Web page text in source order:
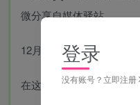
12月9日，农历十一月十
在这里，每天60秒读懂世
登录
没有账号？立即注册